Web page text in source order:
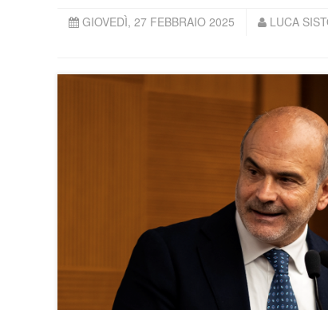
GIOVEDÌ, 27 FEBBRAIO 2025 LUCA